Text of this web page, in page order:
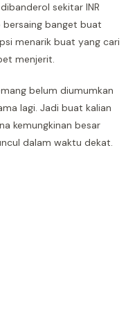
sekitar INR
banget buat
menarik buat yang cari
menjerit.
belum diumumkan
lagi. Jadi buat kalian
kemungkinan besar
dalam waktu dekat.